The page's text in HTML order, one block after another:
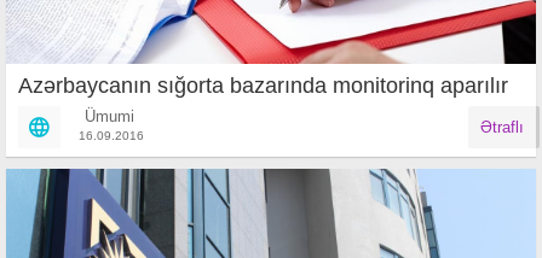
Azərbaycanın sığorta bazarında monitorinq aparılır
Ümumi
16.09.2016 Ətraflı